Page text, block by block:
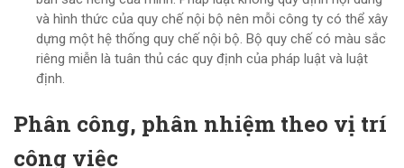
và hình thức của quy chế nội bộ nên mỗi công ty có thể xây
dựng một hệ thống quy chế nội bộ. Bộ quy chế có màu sắc
riêng miễn là tuân thủ các quy định của pháp luật và luật
định.
Phân công, phân nhiệm theo vị trí
công việc